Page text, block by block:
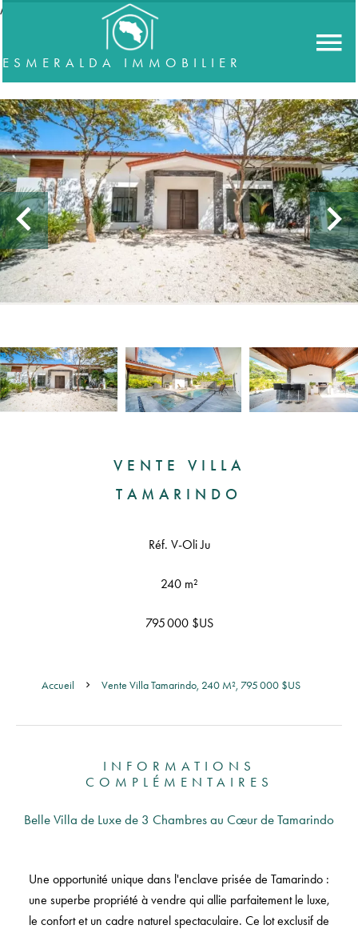
//accordeon
ESMERALDA IMMOBILIER
VENTE VILLA
TAMARINDO
Réf. V-Oli Ju
240 m²
795 000 $US
Accueil Vente Villa Tamarindo, 240 M², 795 000 $US
INFORMATIONS
COMPLÉMENTAIRES
Belle Villa de Luxe de 3 Chambres au Cœur de Tamarindo
Une opportunité unique dans l'enclave prisée de Tamarindo :
une superbe propriété à vendre qui allie parfaitement le luxe,
le confort et un cadre naturel spectaculaire. Ce lot exclusif de